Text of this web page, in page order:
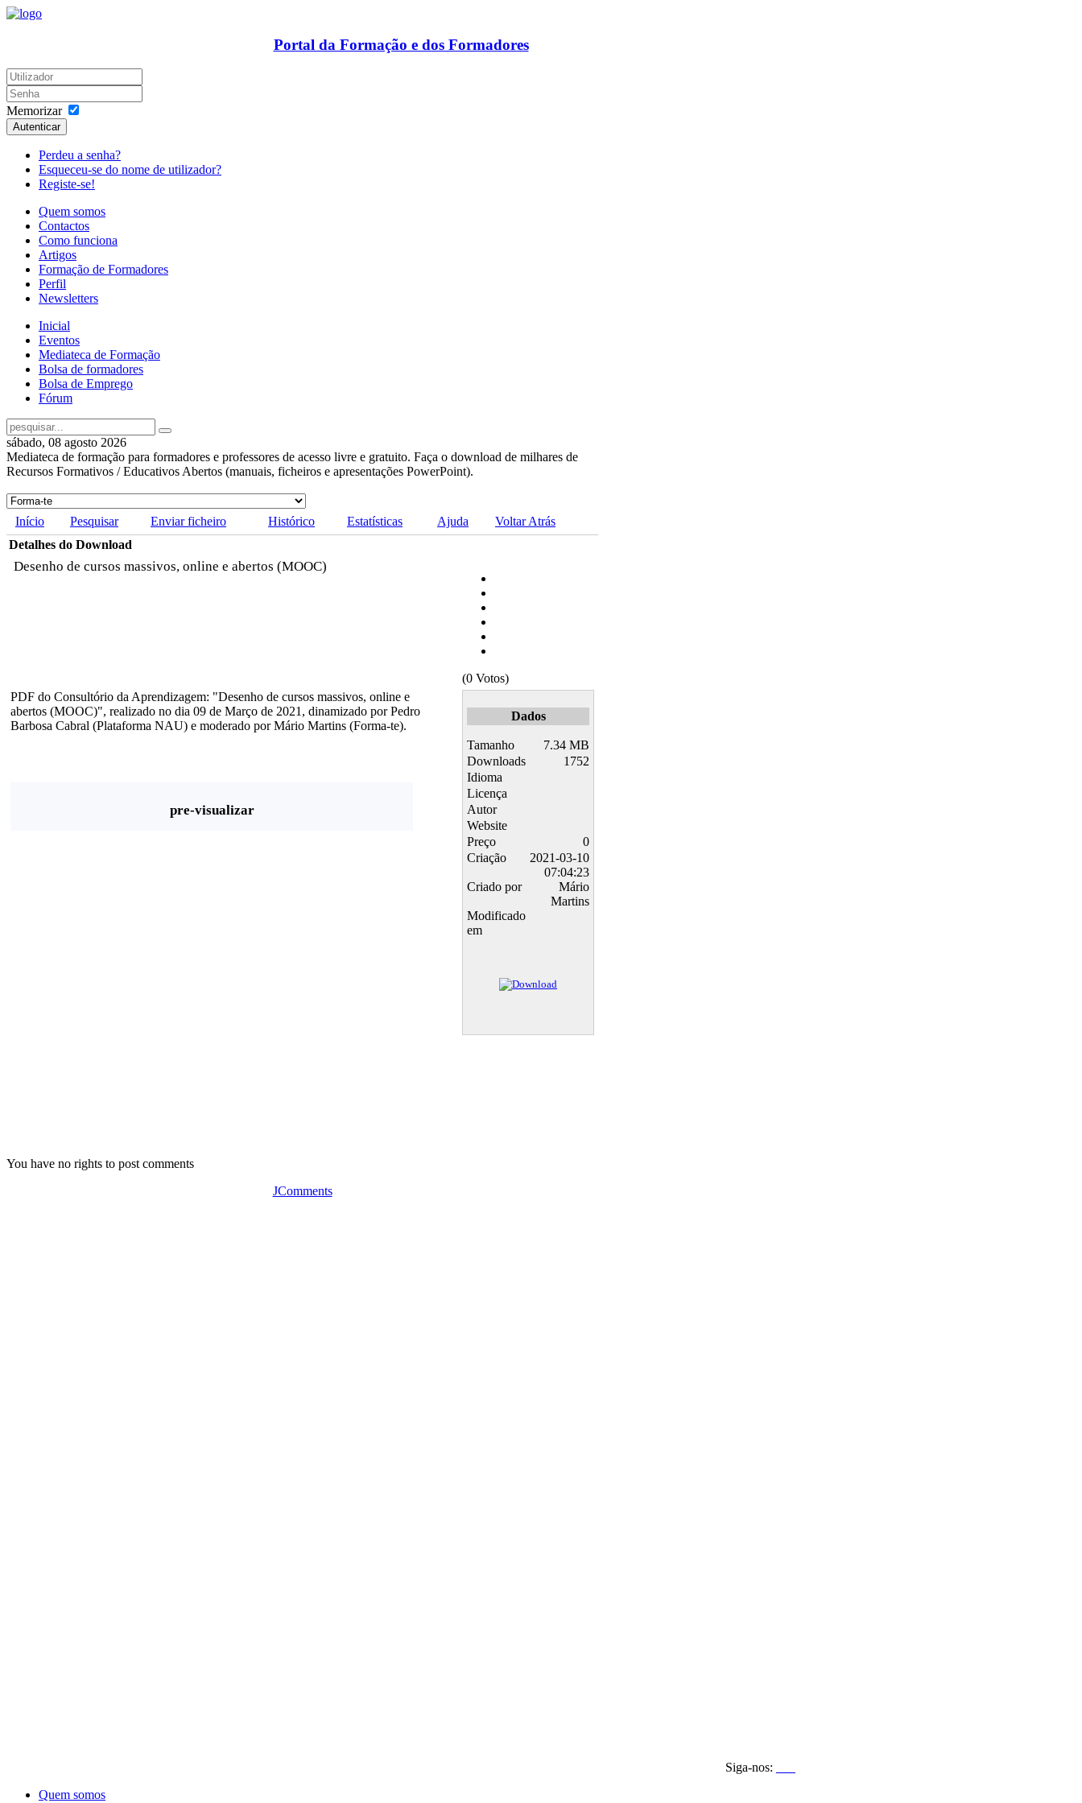
Portal da Formação e dos Formadores
Memorizar
Autenticar
Perdeu a senha?
Esqueceu-se do nome de utilizador?
Registe-se!
Quem somos
Contactos
Como funciona
Artigos
Formação de Formadores
Perfil
Newsletters
Inicial
Eventos
Mediateca de Formação
Bolsa de formadores
Bolsa de Emprego
Fórum
sábado, 08 agosto 2026
Mediateca de formação para formadores e professores de acesso livre e gratuito. Faça o download de milhares de
Recursos Formativos / Educativos Abertos (manuais, ficheiros e apresentações PowerPoint).
Início Pesquisar Enviar ficheiro Histórico Estatísticas Ajuda
Voltar Atrás
Detalhes do Download
Desenho de cursos massivos, online e abertos (MOOC)
(0 Votos)
PDF do Consultório da Aprendizagem: "Desenho de cursos massivos, online e
abertos (MOOC)", realizado no dia 09 de Março de 2021, dinamizado por Pedro
Barbosa Cabral (Plataforma NAU) e moderado por Mário Martins (Forma-te).
pre-visualizar
Dados
Tamanho
7.34 MB
Downloads
1752
Idioma
Licença
Autor
Website
Preço
0
Criação
2021-03-10
07:04:23
Criado por
Mário
Martins
Modificado
em
You have no rights to post comments
JComments
Siga-nos:
Quem somos